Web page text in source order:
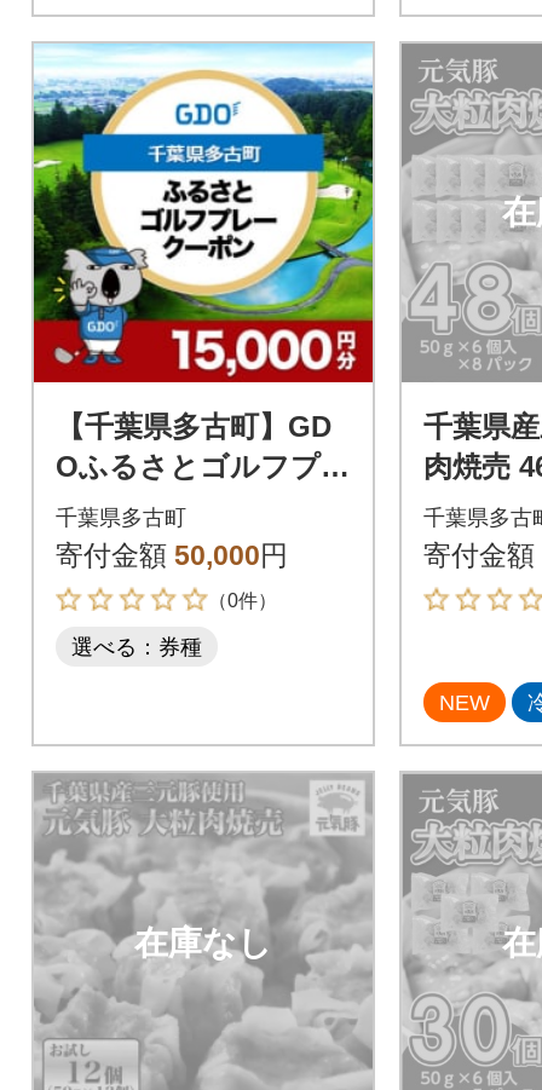
【千葉県多古町】GD
Oふるさとゴルフプレ
ークーポン(15,000円
分)
千葉県多古町
寄付金額 50,000円
（0件）
選べる：券種
千葉県
肉焼売
気豚
千葉県多古
寄付金額
NEW
在庫なし